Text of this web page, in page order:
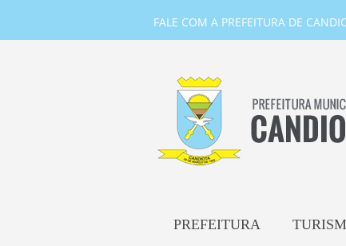
FALE COM A PREFEITURA DE
PREFEITURA